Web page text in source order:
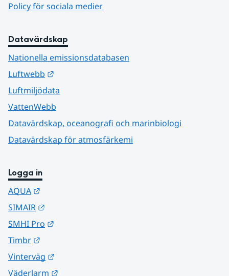
Policy för sociala medier
Datavärdskap
Nationella emissionsdatabasen
Luftwebb
Luftmiljödata
VattenWebb
Datavärdskap, oceanografi och marinbiologi
Datavärdskap för atmosfärkemi
Logga in
AQUA
SIMAIR
SMHI Pro
Timbr
Vinterväg
Väderlarm